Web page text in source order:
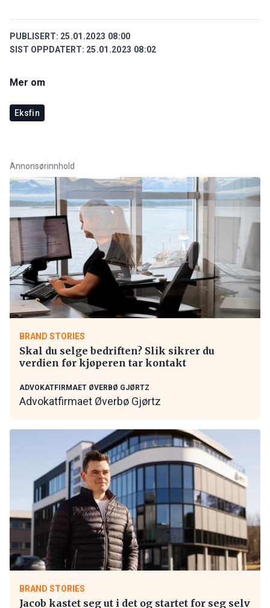
PUBLISERT: 25.01.2023 08:00
SIST OPPDATERT: 25.01.2023 08:02
Mer om
Eksfin
Annonsørinnhold
BRAND STORIES
Skal du selge bedriften? Slik sikrer du
verdien før kjøperen tar kontakt
ADVOKATFIRMAET ØVERBØ GJØRTZ
Advokatfirmaet Øverbø Gjørtz
BRAND STORIES
Jacob kastet seg ut i det og startet for seg selv